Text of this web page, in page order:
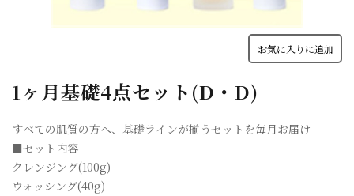
お気に入りに追加
1ヶ月基礎4点セット(D・D)
すべての肌質の方へ、基礎ラインが揃うセットを毎月お届け
■セット内容
クレンジング(100g)
ウォッシング(40g)